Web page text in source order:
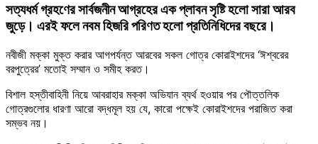
সত্যধর্ম গ্রহণের সার্বজনীন আগ্রহের এক প্লাবন সৃষ্টি হলো সারা আরব
জুড়ে। এরই ফলে নবম হিজরি পরিণত হলো প্রতিনিধিদের বছরে।
নবীজী মক্কা মুক্ত করার আগপর্যন্ত আরবের সকল গোত্র কোরাইশদের ‘ঈশ্বরের
বরপুত্রের’ মতোই সম্মান ও সমীহ করত।
বিশাল হস্তীবাহিনী নিয়ে আবরাহার মক্কা অভিযান ব্যর্থ হওয়ার পর পৌত্তলিক
গোত্রগুলোর ধারণা আরো বদ্ধমূল হয় যে, কারো পক্ষেই কোরাইশদের পরাজিত করা
সম্ভব নয়।